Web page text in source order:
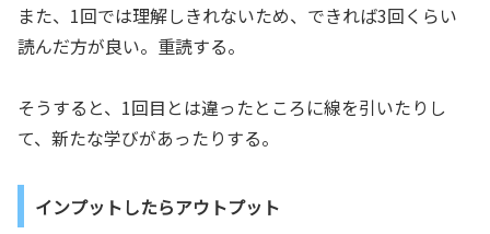
また、1回では理解しきれないため、できれば3回くらい
読んだ方が良い。重読する。
そうすると、1回目とは違ったところに線を引いたりし
て、新たな学びがあったりする。
インプットしたらアウトプット